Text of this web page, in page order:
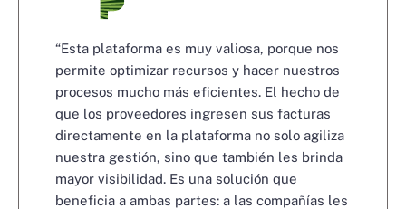
“Esta plataforma es muy valiosa, porque nos
permite optimizar recursos y hacer nuestros
procesos mucho más eficientes. El hecho de
que los proveedores ingresen sus facturas
directamente en la plataforma no solo agiliza
nuestra gestión, sino que también les brinda
mayor visibilidad. Es una solución que
beneficia a ambas partes: a las compañías les